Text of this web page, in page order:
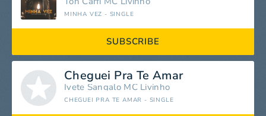
MINHA VEZ - SINGLE
SUBSCRIBE
Cheguei Pra Te Amar
Ivete Sangalo MC Livinho
CHEGUEI PRA TE AMAR - SINGLE